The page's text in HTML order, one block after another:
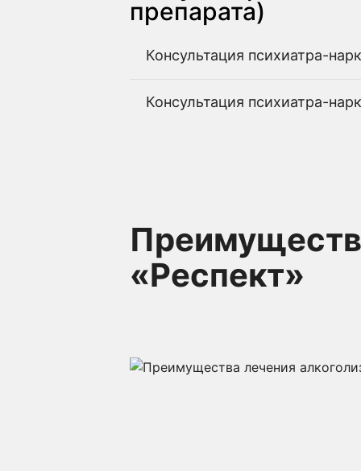
препарата)
Консультация психиатра-
Консультация психиатра-
«Респект»